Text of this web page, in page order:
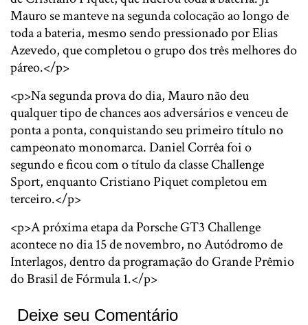
Mauro se manteve na segunda colocação ao longo de
toda a bateria, mesmo sendo pressionado por Elias
Azevedo, que completou o grupo dos três melhores do
páreo.</p>
<p>Na segunda prova do dia, Mauro não deu
qualquer tipo de chances aos adversários e venceu de
ponta a ponta, conquistando seu primeiro título no
campeonato monomarca. Daniel Corrêa foi o
segundo e ficou com o título da classe Challenge
Sport, enquanto Cristiano Piquet completou em
terceiro.</p>
<p>A próxima etapa da Porsche GT3 Challenge
acontece no dia 15 de novembro, no Autódromo de
Interlagos, dentro da programação do Grande Prêmio
do Brasil de Fórmula 1.</p>
Deixe seu Comentário